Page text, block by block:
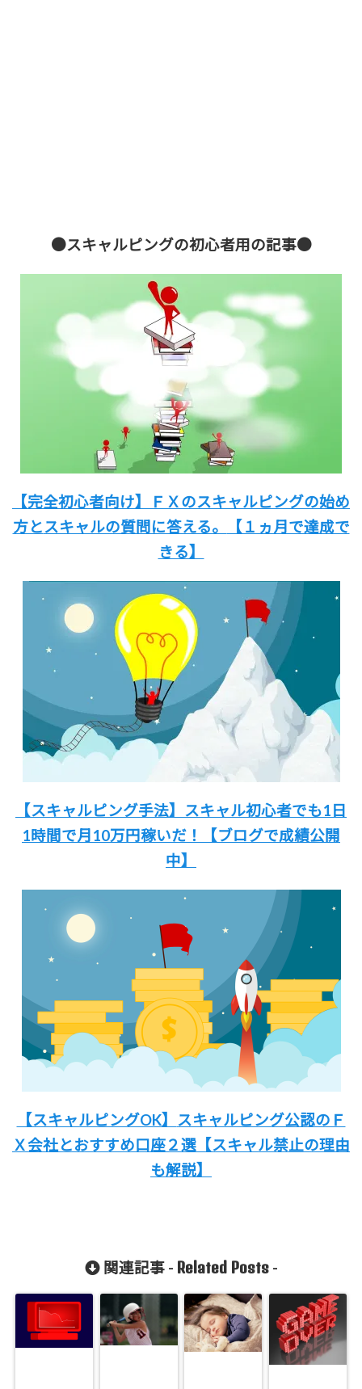
●スキャルピングの初心者用の記事●
【完全初心者向け】
ＦＸのスキャルピングの始め
方とスキャルの質問に答える。
【１ヵ月で達成で
きる】
【スキャルピング手法】 スキャル初心者でも1日
1時間で月10万円稼いだ！
【ブログで成績公開
中】
【スキャルピングOK】 スキャルピング公認のＦ
Ｘ会社とおすすめ口座２選 【スキャル禁止の理由
も解説】
関連記事 - Related Posts-